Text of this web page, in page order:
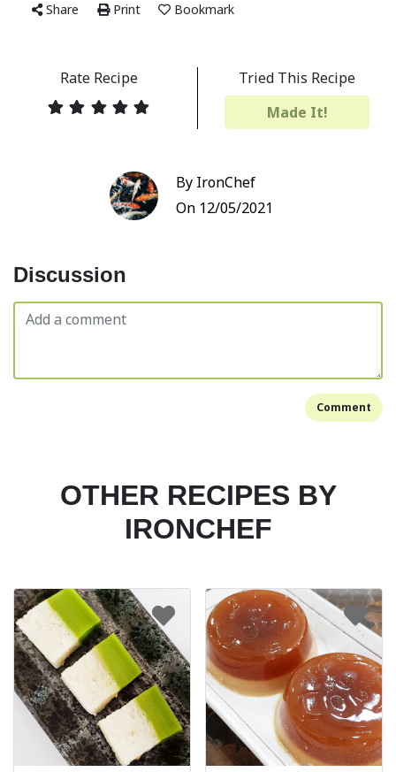
Share Print Bookmark
Rate Recipe
Tried This Recipe
Made It!
By IronChef
On 12/05/2021
Discussion
Comment
OTHER RECIPES BY
IRONCHEF